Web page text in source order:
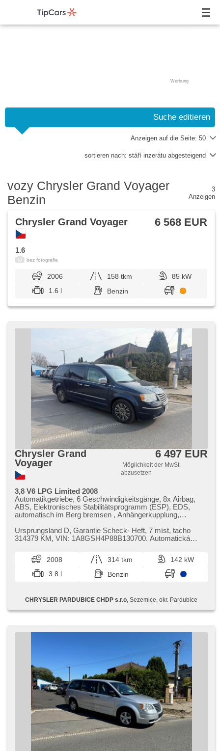
Werbung
Suche editieren
Anzeigen auf die Seite: 50
sortieren nach: stáří inzerátu abgesteigend
vozy Chrysler Grand Voyager
Benzin
3
Anzeigen
bez fotografie
Chrysler Grand Voyager 6 568 EUR
1.6
2006 158 tkm
85 kW
1.6 l
Benzin
Chrysler Grand
Voyager
6 497 EUR
Möglichkeit der MwSt.
abzusetzen
3,8 V6 LPG Limited 2008
Automatikgetriebe, 6 Geschwindigkeitsgänge, 8x Airbag,
ABS, Elektronisches Stabilitätsprogramm (ESP), EDS,
automatisch im Berg bremsen , Anhängerkupplung,
Tempomat, Alufelgen, erfüllt 'EURO IV', Bordcomputer,
Lenkrad einstellbar, Multifunktionslenkrad, Telefon, hands
Wagentürschlüssung, El. Seitenscheiben, El.
Vorderscheiben, El. Klappspiegel, El. Spiegel,
Wegfahrsperre, Alarmanlage, Zentralverriegelung mit
Funkfernbedienung, Zentralverriegelung,
Nebelscheinwerfer, USB, AUX, Autoradio, CD-Spieler,
Außenthermometer, Innenthermometer,
sedadel
Ursprungsland D,​ Garantie Scheck​- Heft,​ 7 míst,​ tacho
314379 KM,​ VIN: 1A8GSH4P88B130700. Automatická
2008 314 tkm
142 kW
3.8 l
Benzin
CHRYSLER PARDUBICE CHDP s.r.o , Sezemice, okr. Pardubice